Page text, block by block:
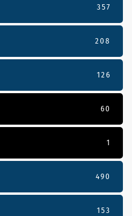
357
208
126
60
1
490
153